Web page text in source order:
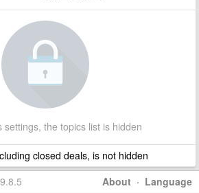
settings, the topics list is hidden
closed deals, is not hidden
About · Language